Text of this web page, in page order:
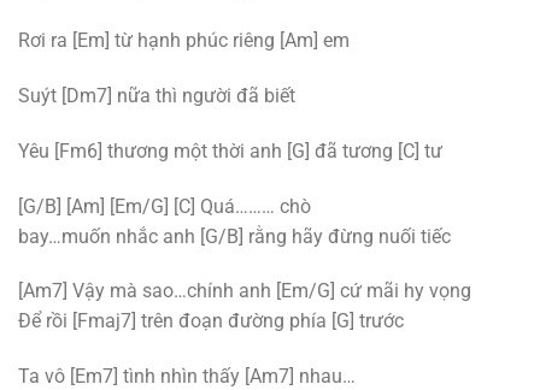
Rơi ra [Em] từ hạnh phúc riêng [Am] em
Suýt [Dm7] nữa thì người đã biết
Yêu [Fm6] thương một thời anh [G] đã tương [C] tư
[G/B] [Am] [Em/G] [C] Quá……… chò
bay…muốn nhắc anh [G/B] rằng hãy đừng nuối tiếc
[Am7] Vậy mà sao…chính anh [Em/G] cứ mãi hy vọng
Để rồi [Fmaj7] trên đoạn đường phía [G] trước
Ta vô [Em7] tình nhìn thấy [Am7] nhau…